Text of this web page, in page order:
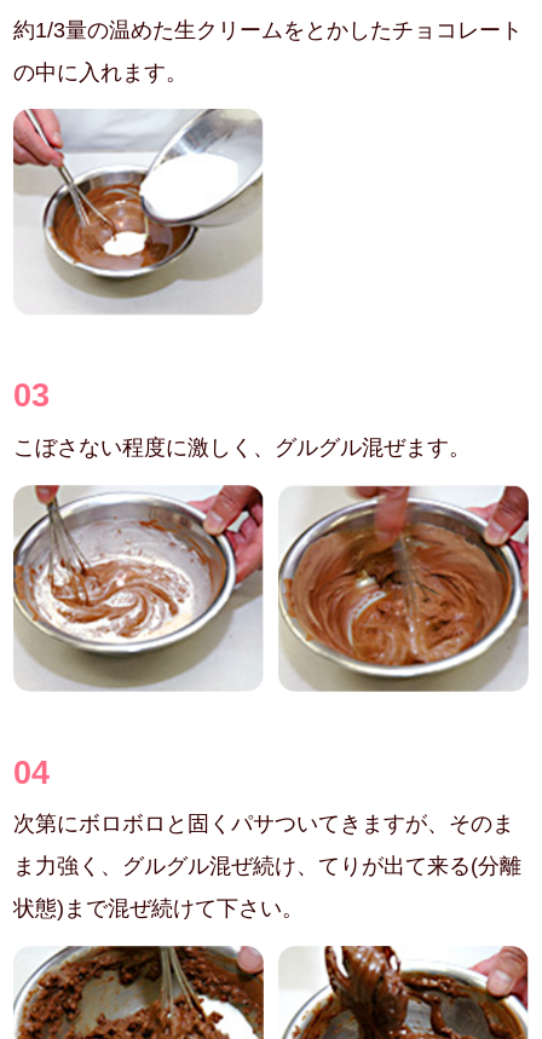
約1/3量の温めた生クリームをとかしたチョコレート
の中に入れます。
03
こぼさない程度に激しく、グルグル混ぜます。
04
次第にボロボロと固くパサついてきますが、そのま
ま力強く、グルグル混ぜ続け、てりが出て来る(分離
状態)まで混ぜ続けて下さい。